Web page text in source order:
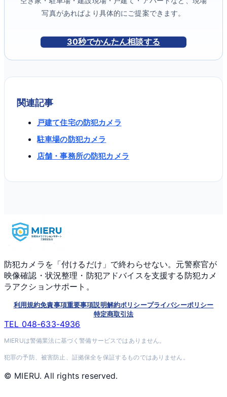
写真があればより具体的にご提案できます。
30秒でかんたん相談する
関連記事
戸建て住宅の防犯カメラ
駐車場の防犯カメラ
店舗・事務所の防犯カメラ
防犯カメラを「付けるだけ」で終わらせない。元警察官が
映像確認・状況整理・防犯アドバイスを支援する防犯カメ
ラアクションサポート。
利用規約免責事項重要事項説明解約ポリシープライバシーポリシー
特定商取引法
TEL 048-633-4936
MIERUは警備業法に基づく警備サービスではありません。
犯罪の予防、被害防止、証拠保全を保証するものではありません。
© MIERU. All rights reserved.